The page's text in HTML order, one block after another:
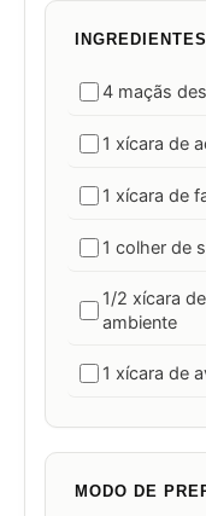
4 maçãs
1 xícara de
1 xícara de
1 colher de
1/2 xícara
ambiente
1 xícara de
MODO DE